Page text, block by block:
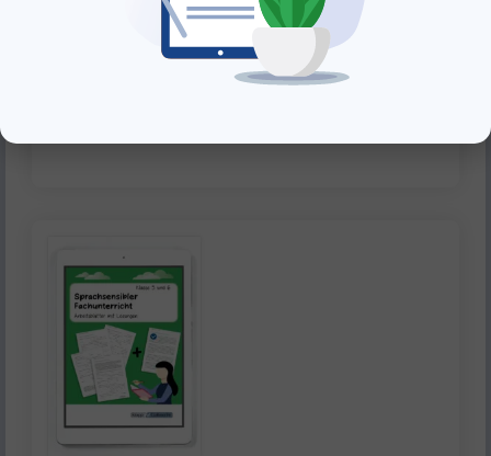
Sicher in Rechtschreibung und Zeichensetzung –
Lieferung bis 11.08.2026